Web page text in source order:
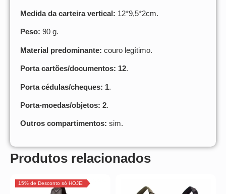
Medida da carteira vertical: 12*9,5*2cm.
Peso: 90 g.
Material predominante: couro legítimo.
Porta cartões/documentos: 12.
Porta cédulas/cheques: 1.
Porta-moedas/objetos: 2.
Outros compartimentos: sim.
Produtos relacionados
15% de Desconto só HOJE!